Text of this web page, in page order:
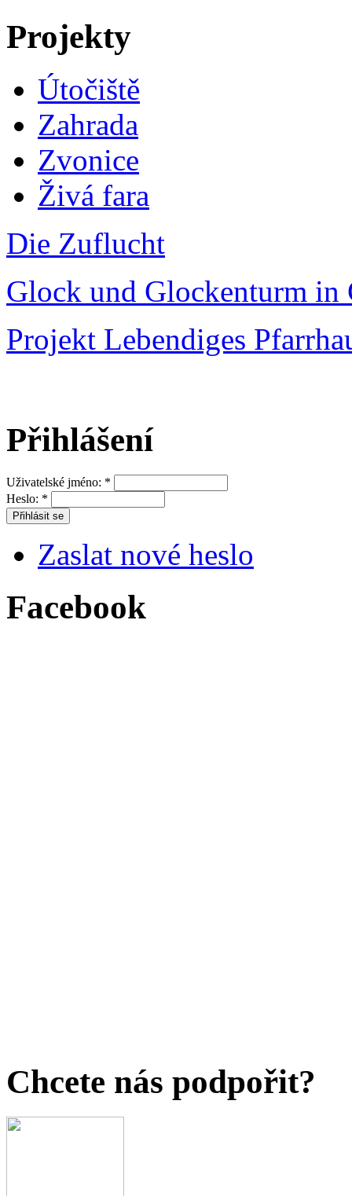
Projekty
Útočiště
Zahrada
Zvonice
Živá fara
Die Zuflucht
Glock und Glockenturm in
Projekt Lebendiges
Přihlášení
Uživatelské jméno: *
Heslo: *
Zaslat nové heslo
Facebook
Chcete nás podpořit?